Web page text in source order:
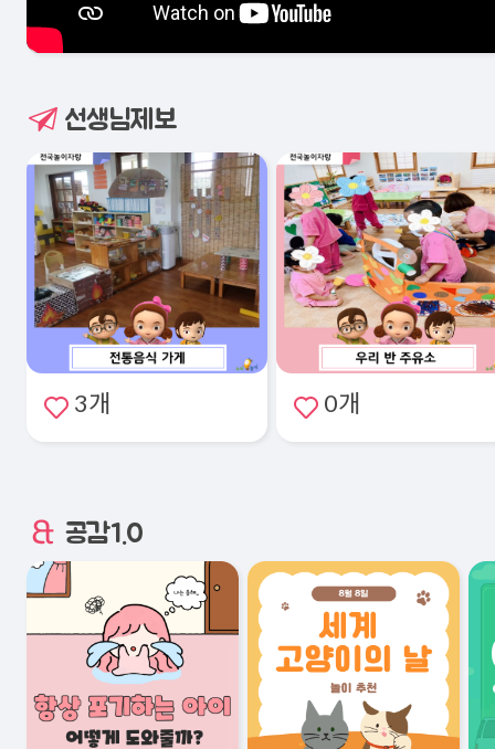
선생님제보
3개 0개
공감1.0